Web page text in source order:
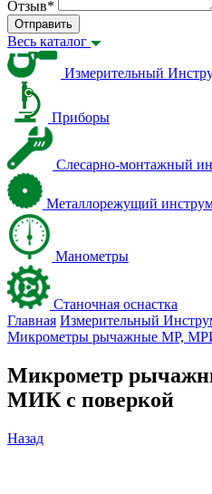
Отзыв*
Отправить
Весь каталог
Измерительный
Приборы
Слесарно-монтажный
Металлорежущий
Манометры
Станочная оснастка
Главная Измерительный
Микрометры рычажные МР,
Микрометр
МИК с поверкой
Назад